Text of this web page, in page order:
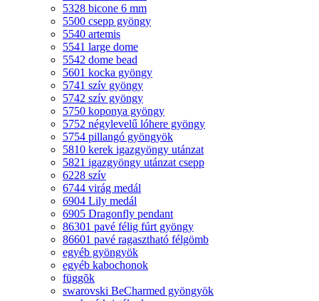
5328 bicone 6 mm
5500 csepp gyöngy
5540 artemis
5541 large dome
5542 dome bead
5601 kocka gyöngy
5741 szív gyöngy
5742 szív gyöngy
5750 koponya gyöngy
5752 négylevelű lóhere gyöngy
5754 pillangó gyöngyök
5810 kerek igazgyöngy utánzat
5821 igazgyöngy utánzat csepp
6228 szív
6744 virág medál
6904 Lily medál
6905 Dragonfly pendant
86301 pavé félig fúrt gyöngy
86601 pavé ragasztható félgömb
egyéb gyöngyök
egyéb kabochonok
függõk
swarovski BeCharmed gyöngyök